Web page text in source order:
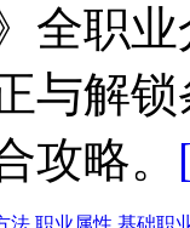
全职
与解
攻略。